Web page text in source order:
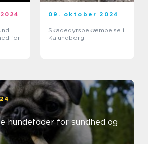
for
09. oktober 2024
Skadedyrsbekæmpelse i
Kalundborg
hundefoder for sundhed og